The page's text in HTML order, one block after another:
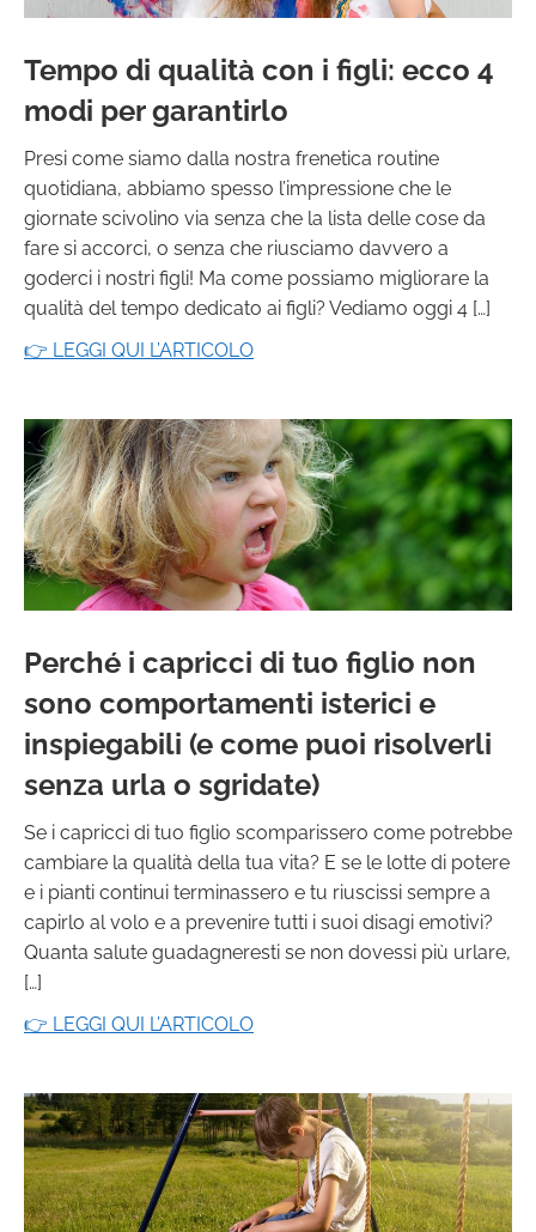
Tempo di qualità con i figli: ecco 4
modi per garantirlo
Presi come siamo dalla nostra frenetica routine
quotidiana, abbiamo spesso l’impressione che le
giornate scivolino via senza che la lista delle cose da
fare si accorci, o senza che riusciamo davvero a
goderci i nostri figli! Ma come possiamo migliorare la
qualità del tempo dedicato ai figli? Vediamo oggi 4 […]
👉 LEGGI QUI L’ARTICOLO
Perché i capricci di tuo figlio non
sono comportamenti isterici e
inspiegabili (e come puoi risolverli
senza urla o sgridate)
Se i capricci di tuo figlio scomparissero come potrebbe
cambiare la qualità della tua vita? E se le lotte di potere
e i pianti continui terminassero e tu riuscissi sempre a
capirlo al volo e a prevenire tutti i suoi disagi emotivi?
Quanta salute guadagneresti se non dovessi più urlare,
[…]
👉 LEGGI QUI L’ARTICOLO